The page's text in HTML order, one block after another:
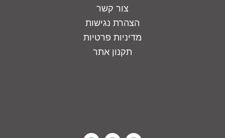
צור קשר
הצהרת נגישות
מדיניות פרטיות
תקנון אתר